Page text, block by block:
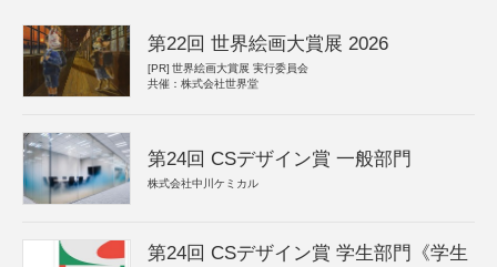
第22回 世界絵画大賞展 2026
[PR] 世界絵画大賞展 実行委員会
共催：株式会社世界堂
第24回 CSデザイン賞 一般部門
株式会社中川ケミカル
第24回 CSデザイン賞 学生部門《学生